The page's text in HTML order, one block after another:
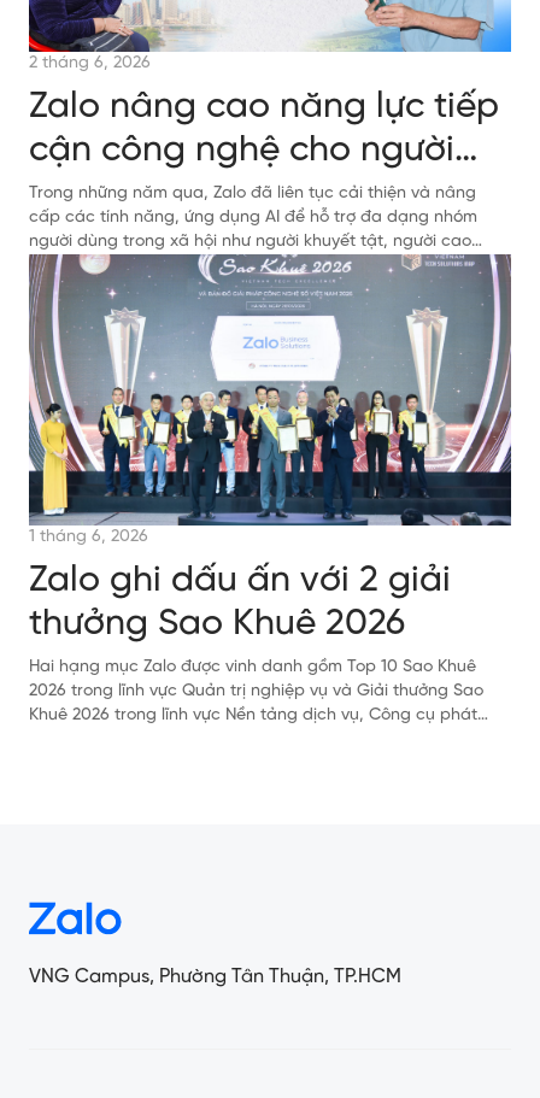
2 tháng 6, 2026
Zalo nâng cao năng lực tiếp
cận công nghệ cho người
dùng
Trong những năm qua, Zalo đã liên tục cải thiện và nâng
cấp các tính năng, ứng dụng AI để hỗ trợ đa dạng nhóm
người dùng trong xã hội như người khuyết tật, người cao
tuổi...
1 tháng 6, 2026
Zalo ghi dấu ấn với 2 giải
thưởng Sao Khuê 2026
Hai hạng mục Zalo được vinh danh gồm Top 10 Sao Khuê
2026 trong lĩnh vực Quản trị nghiệp vụ và Giải thưởng Sao
Khuê 2026 trong lĩnh vực Nền tảng dịch vụ, Công cụ phát
VNG Campus, Phường Tân Thuận, TP.HCM